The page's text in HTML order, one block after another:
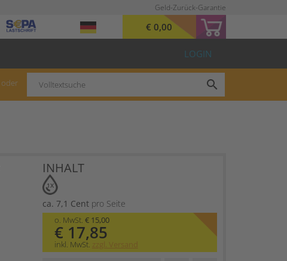
Geld-Zurück-Garantie
€ 0,00
LOGIN
oder search
INHALT
1X
ca. 7,1 Centpro Seite
o. MwSt. € 15,00
€ 17,85
inkl. MwSt. zzgl. Versand